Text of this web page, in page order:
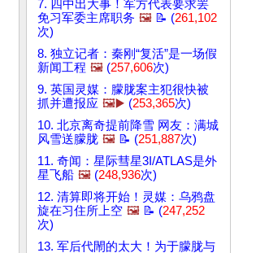
7. 四中出大事！军方代表要求罢
免习军委主席职务 🖼️ 📝 (261,102
次)
8. 独立记者：秦刚“复活”是一场假
新闻工程 🖼️ (257,606次)
9. 英国灵媒：朦胧案主犯很快被
抓并遭报应 🖼️▶️ (253,365次)
10. 北京离奇提前降雪 网友：满城
风雪送朦胧 🖼️ 📝 (251,887次)
11. 奇闻：星际彗星3I/ATLAS是外
星飞船 🖼️ (248,936次)
12. 清算即将开始！灵媒：乌鸦盘
旋在习住所上空 🖼️ 📝 (247,252
次)
13. 军后代閙的太大！为于朦胧与